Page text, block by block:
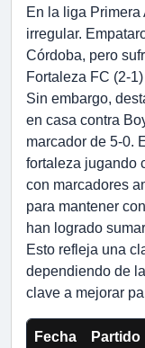
En la liga Primera
irregular.
Córdoba, pero
Fortaleza FC (2-
Sin embargo,
en casa contra
marcador de 5-0.
fortaleza jugando
con marcadores
para mantener
han logrado
Esto refleja una
dependiendo de
clave a mejorar
Fecha Partido